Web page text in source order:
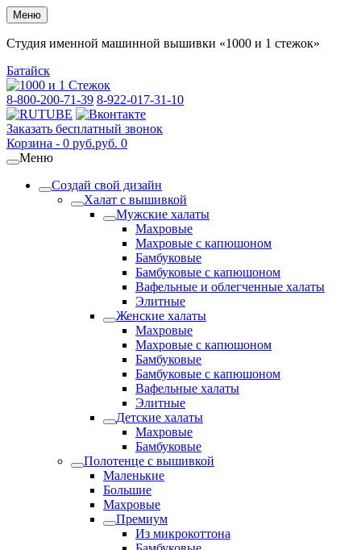
Меню
Студия именной машинной вышивки «1000 и 1 стежок»
Батайск
8-800-200-71-39 8-922-017-31-10
Заказать бесплатный звонок
Корзина - 0 руб.руб. 0
Меню
Создай свой дизайн
Халат с вышивкой
Мужские халаты
Махровые
Махровые с капюшоном
Бамбуковые
Бамбуковые с капюшоном
Вафельные и облегченные халаты
Элитные
Женские халаты
Махровые
Махровые с капюшоном
Бамбуковые
Бамбуковые с капюшоном
Вафельные халаты
Элитные
Детские халаты
Махровые
Бамбуковые
Полотенце с вышивкой
Маленькие
Большие
Махровые
Премиум
Из микрокоттона